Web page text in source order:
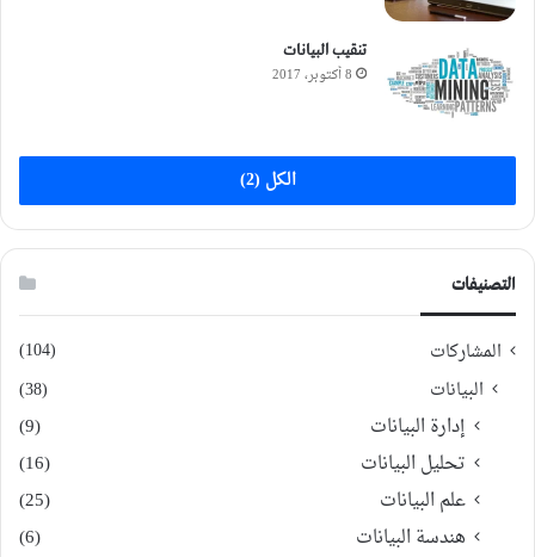
تنقيب البيانات
8 أكتوبر، 2017
الكل (2)
التصنيفات
المشاركات (104)
البيانات (38)
إدارة البيانات
(9)
تحليل البيانات
(16)
علم البيانات
(25)
هندسة البيانات
(6)